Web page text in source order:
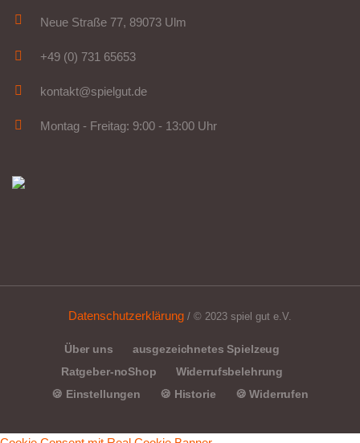
Neue Straße 77, 89073 Ulm
+49 (0) 731 65653
kontakt@spielgut.de
Montag - Freitag: 9:00 - 13:00 Uhr
Datenschutzerklärung / © 2023 spiel gut e.V.
Über uns
ausgezeichnetes Spielzeug
Ratgeber-noShop
Widerrufsbelehrung
🍪 Einstellungen
🍪 Historie 🍪 Widerrufen